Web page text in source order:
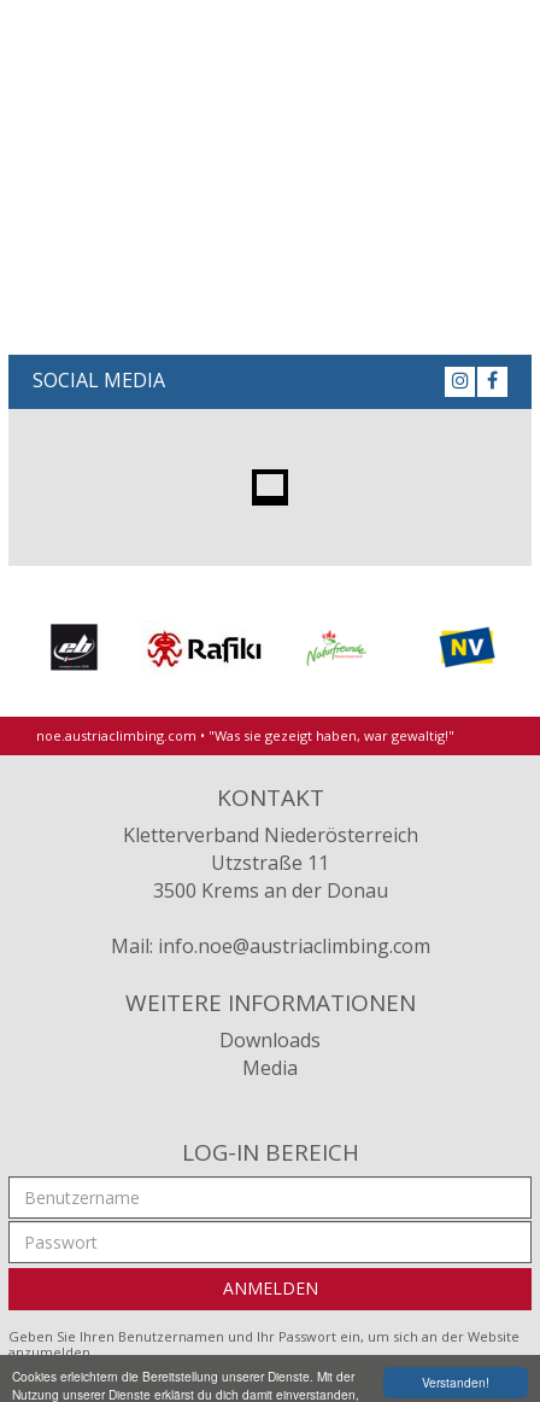
Verstanden!
Cookies erleichtern die Bereitstellung unserer Dienste. Mit der
Nutzung unserer Dienste erklärst du dich damit einverstanden,
SOCIAL MEDIA
noe.austriaclimbing.com • "Was sie gezeigt haben, war gewaltig!"
KONTAKT
Kletterverband Niederösterreich
Utzstraße 11
3500 Krems an der Donau
Mail: info.noe@austriaclimbing.com
WEITERE INFORMATIONEN
Downloads
Media
LOG-IN BEREICH
Geben Sie Ihren Benutzernamen und Ihr Passwort ein, um sich an der Website
anzumelden
Impressum•Datenschutz•Sitemap